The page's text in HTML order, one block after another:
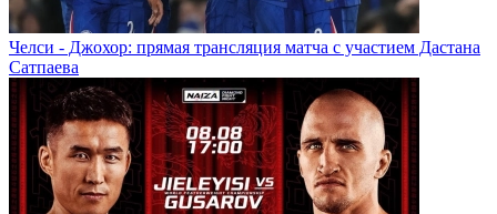
Челси - Джохор: прямая трансляция матча с участием Дастана
Сатпаева